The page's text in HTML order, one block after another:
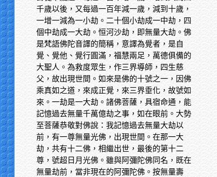
千歲以後，又每過一百年減一歲，減到十歲，
一增一減為一小劫。二十個小劫成一中劫，四
個中劫成一大劫。恒河沙劫，即無量大劫。佛
是梵語佛陀音譯的簡稱，意譯為覺者，是自
覺、覺他、覺行圓滿，福慧兩足，萬德俱備的
大聖人。為救度眾生，作三界導師，四生慈
父，故出現世間。如來是佛的十號之一，因佛
乘真如之道，來成正覺，來三界垂化，故號如
來。一劫是一大劫。諸佛菩薩，具宿命通，能
記憶過去無量千萬億劫之事，如在眼前。大勢
至菩薩恭敬對佛說：我記憶過去無量大劫以
前，有一尊無量光佛，出現世間。在那一大
劫，共有十二佛，相繼出世，最後的第十二
尊，號超日月光佛。雖與阿彌陀佛同名，既在
無量劫前，當非現在的阿彌陀佛。按無量壽